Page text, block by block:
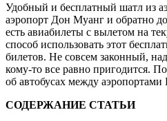
Удобный и бесплатный шатл из
аэропорт Дон Муанг и обратно
есть авиабилеты с вылетом на
способ использовать этот
билетов. Не совсем законный,
кому-то все равно пригодится.
об автобусах между
СОДЕРЖАНИЕ СТАТЬИ